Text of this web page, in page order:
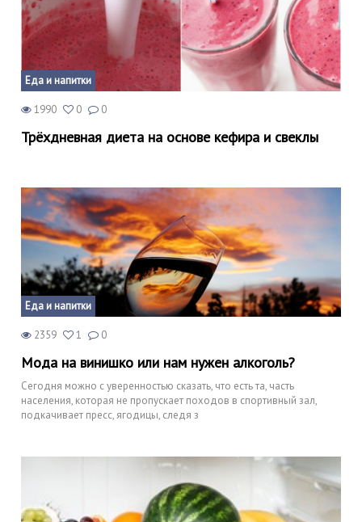
Еда и напитки
1990 0 0
Трёхдневная диета на основе кефира и свеклы
Еда и напитки
2359 1 0
Мода на винишко или нам нужен алкоголь?
Сегодня можно с уверенностью сказать, что есть та, часть
населения, которая не пропускает походов в спортивный зал,
подкачивает пресс, ягодицы, следя з